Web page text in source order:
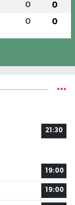
0 0
0 0
21:30
19:00
19:00